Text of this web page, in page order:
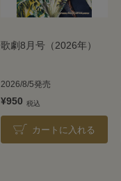
歌劇8月号（2026年）
2026/8/5発売
¥950
カートに入れる